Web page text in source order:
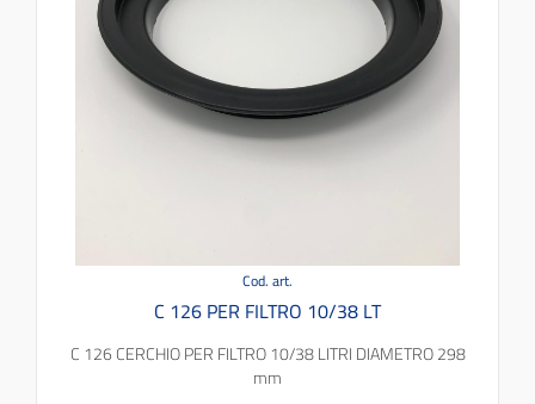
Cod. art.
C 126 PER FILTRO 10/38 LT
C 126 CERCHIO PER FILTRO 10/38 LITRI DIAMETRO 298
mm